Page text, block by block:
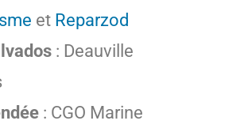
et Reparzod
: Deauville
: CGO Marine